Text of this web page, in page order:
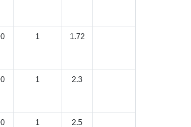
1 1.72
1 2.3
1 2.5